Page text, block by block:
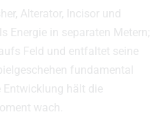
Alterator, Incisor und
Energie in separaten Metern;
Feld und entfaltet seine
fundamental
Entwicklung hält die
wach.